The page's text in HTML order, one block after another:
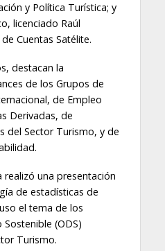
y Política Turística; y
licenciado Raúl
Cuentas Satélite.
destacan la
de los Grupos de
de Empleo
Derivadas, de
del Sector Turismo, y de
realizó una presentación
de estadísticas de
el tema de los
(ODS)
Turismo.